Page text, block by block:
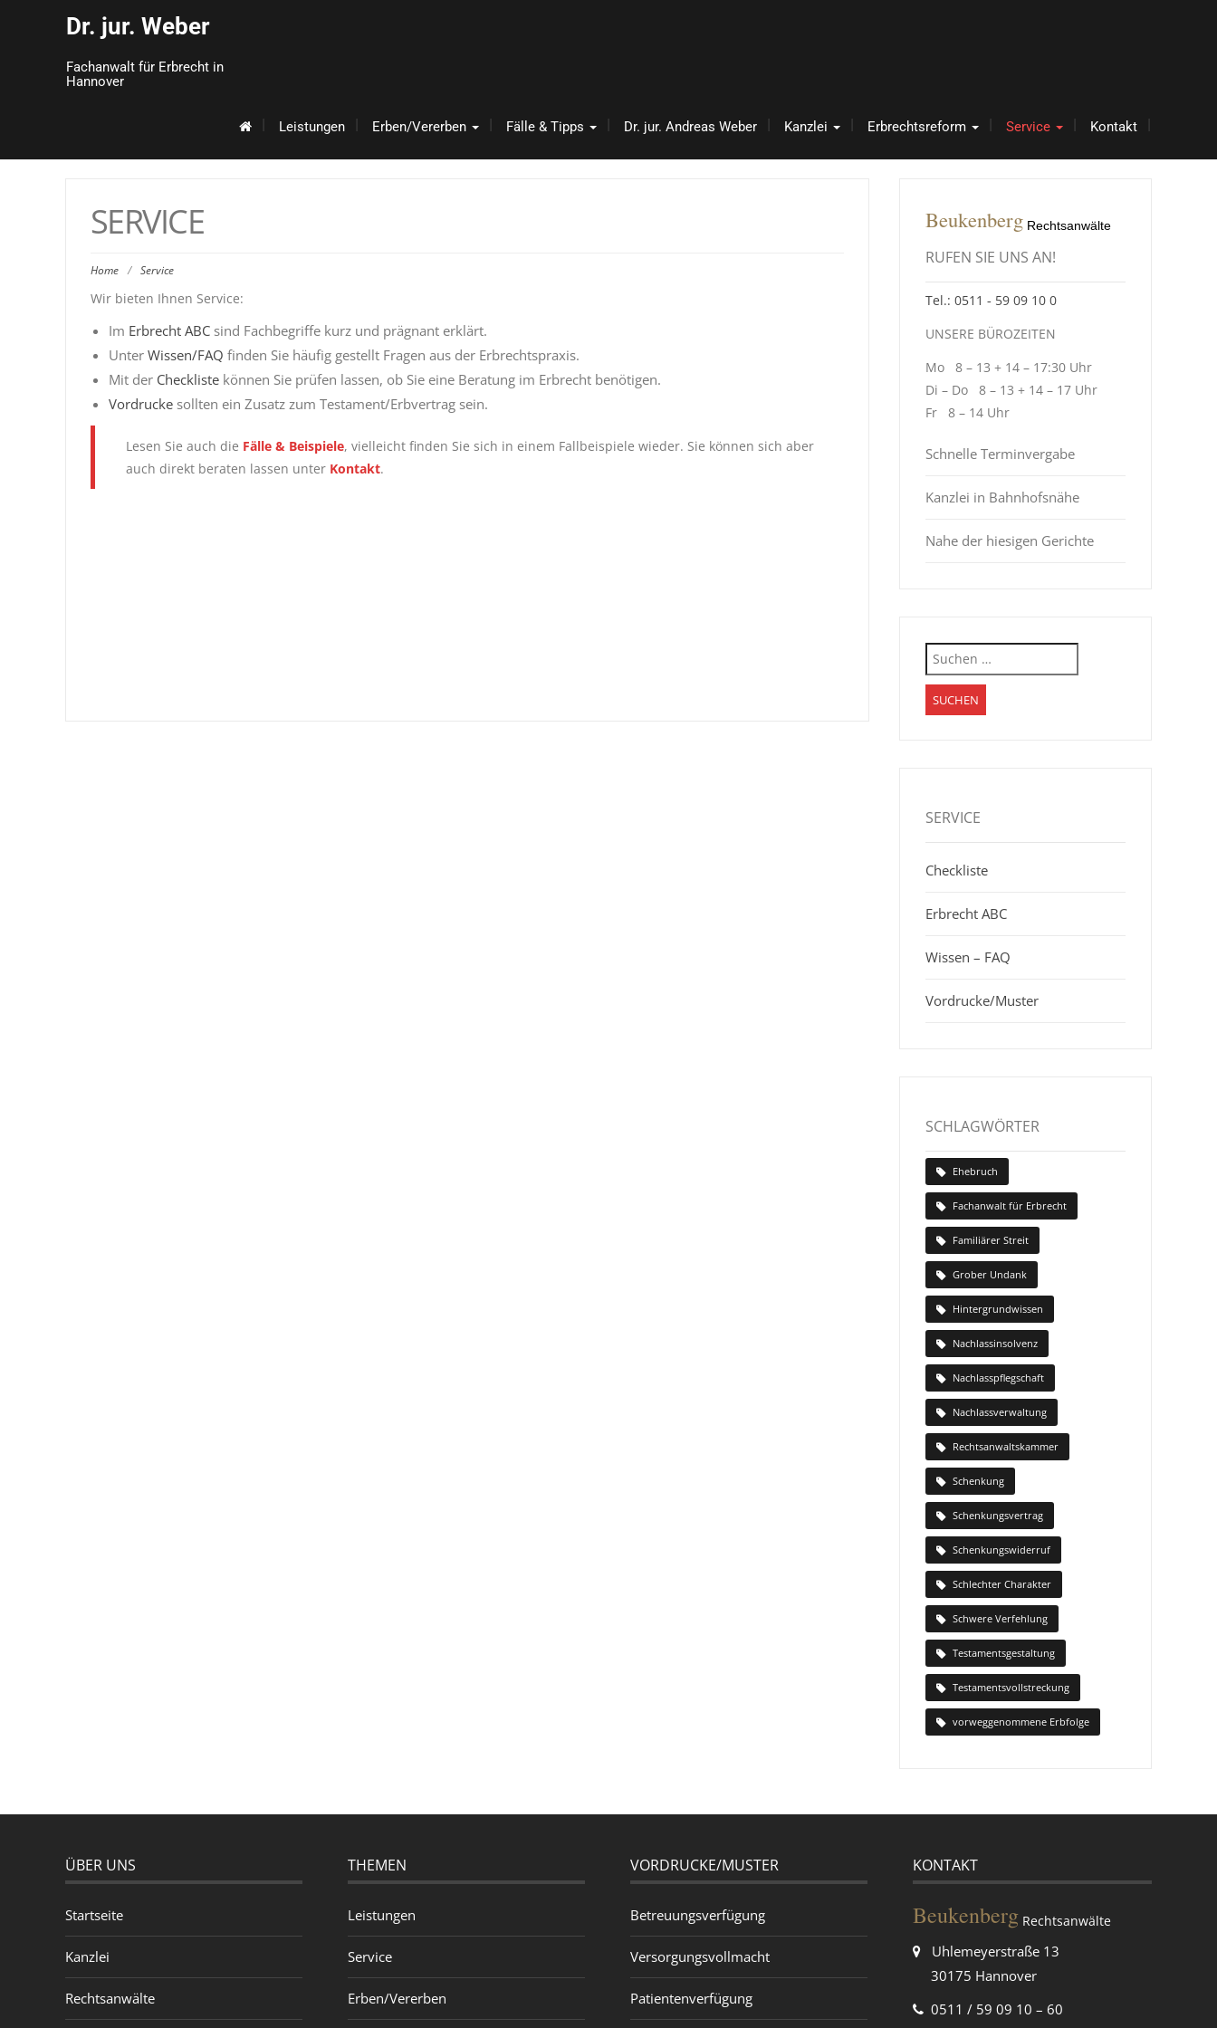
Dr. jur. Weber
Fachanwalt für Erbrecht in
Hannover
Leistungen Erben/Vererben Fälle & Tipps Dr. jur. Andreas Weber Kanzlei Erbrechtsreform Service Kontakt
SERVICE
Home / Service
Wir bieten Ihnen Service:
Im Erbrecht ABCsind Fachbegriffe kurz und prägnant erklärt.
Unter Wissen/FAQ finden Sie häufig gestellt Fragen aus der Erbrechtspraxis.
Mit der Checkliste können Sie prüfen lassen, ob Sie eine Beratung im Erbrecht benötigen.
Vordrucke sollten ein Zusatz zum Testament/Erbvertrag sein.
Lesen Sie auch die Fälle & Beispiele, vielleicht finden Sie sich in einem Fallbeispiele wieder. Sie können sich aber
auch direkt beraten lassen unter Kontakt.
Beukenberg Rechtsanwälte
RUFEN SIE UNS AN!
Tel.: 0511 ‑ 59 09 10 0
UNSERE BÜROZEITEN
Mo 8 – 13 + 14 – 17:30 Uhr
Di – Do 8 – 13 + 14 – 17 Uhr
Fr 8 – 14 Uhr
Schnelle Terminvergabe
Kanzlei in Bahnhofsnähe
Nahe der hiesigen Gerichte
Suchen
nach:
SERVICE
Checkliste
Erbrecht ABC
Wissen – FAQ
Vordrucke/Muster
SCHLAGWÖRTER
Ehebruch
Fachanwalt für Erbrecht
Familiärer Streit
Grober Undank
Hintergrundwissen
Nachlassinsolvenz
Nachlasspflegschaft
Nachlassverwaltung
Rechtsanwaltskammer
Schenkung
Schenkungsvertrag
Schenkungswiderruf
Schlechter Charakter
Schwere Verfehlung
Testamentsgestaltung
Testamentsvollstreckung
vorweggenommene Erbfolge
ÜBER UNS
Startseite
Kanzlei
Rechtsanwälte
THEMEN
Leistungen
Service
Erben/Vererben
VORDRUCKE/MUSTER
Betreuungsverfügung
Versorgungsvollmacht
Patientenverfügung
KONTAKT
Beukenberg Rechtsanwälte
Uhlemeyerstraße 13
30175 Hannover
0511 / 59 09 10 – 60